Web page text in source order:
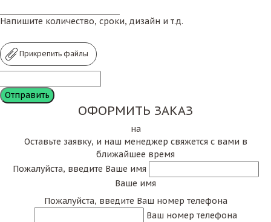
Напишите количество, сроки, дизайн и т.д.
Прикрепить файлы
ОФОРМИТЬ ЗАКАЗ
на
Оставьте заявку, и наш менеджер свяжется с вами в
ближайшее время
Пожалуйста, введите Ваше имя
Ваше имя
Пожалуйста, введите Ваш номер телефона
Ваш номер телефона